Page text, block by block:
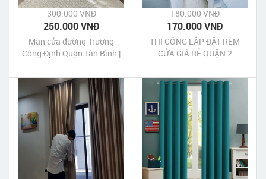
300.000 VNĐ
250.000 VNĐ
Màn cửa đường Trương
Công Định Quận Tân Bình |
đường Trương Công Định
Quận Tân Bình Tp HCM
180.000 VNĐ
170.000 VNĐ
THI CÔNG LẮP ĐẶT RÈM
CỬA GIÁ RẺ QUẬN 2